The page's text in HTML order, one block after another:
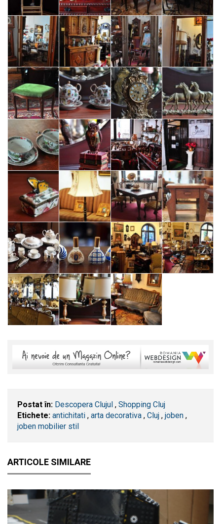
Postat în: Descopera Clujul , Shopping Cluj
Etichete: antichitati , arta decorativa , ​Cluj , joben ,
joben mobilier stil
ARTICOLE SIMILARE